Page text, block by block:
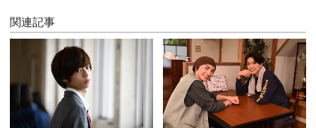
関連記事